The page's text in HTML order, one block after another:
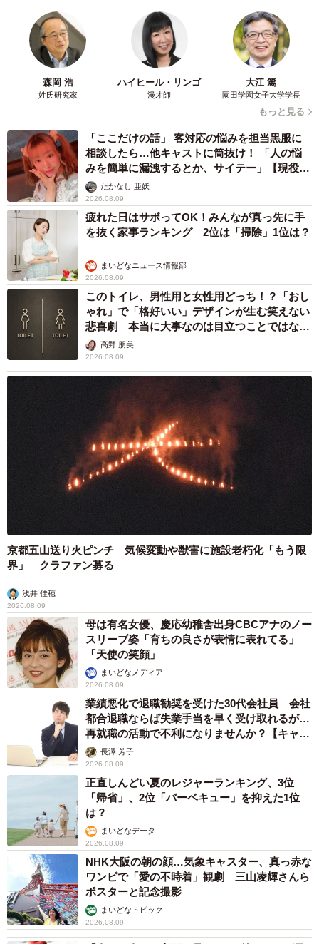
森岡 浩
姓氏研究家
ハイヒール・リンゴ
漫才師
大江 篤
園田学園女子大学学長
もっと見る
「ここだけの話」 客対応の悩みを担当黒服に
相談したら…他キャストに筒抜け！ 「人の悩
みを簡単に漏洩するとか、サイテー」【現役キ
ャストに取材】
たかなし 亜妖
2026.08.09
疲れた日はサボってOK！みんなが真っ先に手
を抜く家事ランキング 2位は「掃除」1位は？
まいどなニュース情報部
2026.08.09
このトイレ、男性用と女性用どっち！？「おし
ゃれ」で「格好いい」デザインが生む笑えない
悲喜劇 本当に大事なのは目立つことではな
く…高野 朋美
2026.08.09
京都五山送り火ピンチ 気候変動や獣害に施設老朽化「もう限
界」 クラファン募る
浅井 佳穂
2026.08.09
母は有名女優、慶応幼稚舎出身CBCアナのノー
スリーブ姿「育ちの良さが表情に表れてる」
「天使の笑顔」
まいどなメディア
2026.08.09
業績悪化で退職勧奨を受けた30代会社員 会社
都合退職ならば失業手当を早く受け取れるが…
再就職の活動で不利になりませんか？【キャリ
アカウンセラーが解説】
長澤 芳子
2026.08.09
正直しんどい夏のレジャーランキング、3位
「帰省」、2位「バーベキュー」を抑えた1位
は？
まいどなデータ
2026.08.09
NHK大阪の朝の顔…気象キャスター、真っ赤な
ワンピで「愛の不時着」観劇 三山凌輝さんら
ポスターと記念撮影
まいどなトピック
2026.08.09